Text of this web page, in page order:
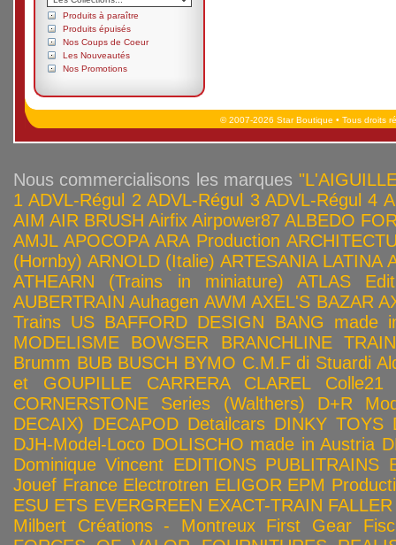
Produits à paraître
Produits épuisés
Nos Coups de Coeur
Les Nouveautés
Nos Promotions
© 2007-2026 Star Boutique • Tous droits
Nous commercialisons les marques
1 ADVL-Régul 2 ADVL-Régul 3 ADVL-Régul 4
AIM AIR BRUSH Airfix Airpower87 ALBEDO
AMJL APOCOPA ARA Production
(Hornby) ARNOLD (Italie) ARTESANIA LATINA
ATHEARN (Trains in miniature)
ATLAS
AUBERTRAIN Auhagen AWM AXEL'S BAZAR
Trains US BAFFORD DESIGN
BANG made
MODELISME
BOWSER
BRANCHLINE
Brumm BUB BUSCH BYMO C.M.F di Stuardi
et GOUPILLE
CARRERA CLAREL
Colle21
CORNERSTONE Series (Walthers)
D+R
DECAIX) DECAPOD Detailcars DINKY TOYS
DJH-Model-Loco DOLISCHO made in Austria
Dominique Vincent EDITIONS PUBLITRAINS
Jouef France Electrotren ELIGOR EPM
ESU ETS EVERGREEN EXACT-TRAIN FALLER
Milbert Créations - Montreux First Gear